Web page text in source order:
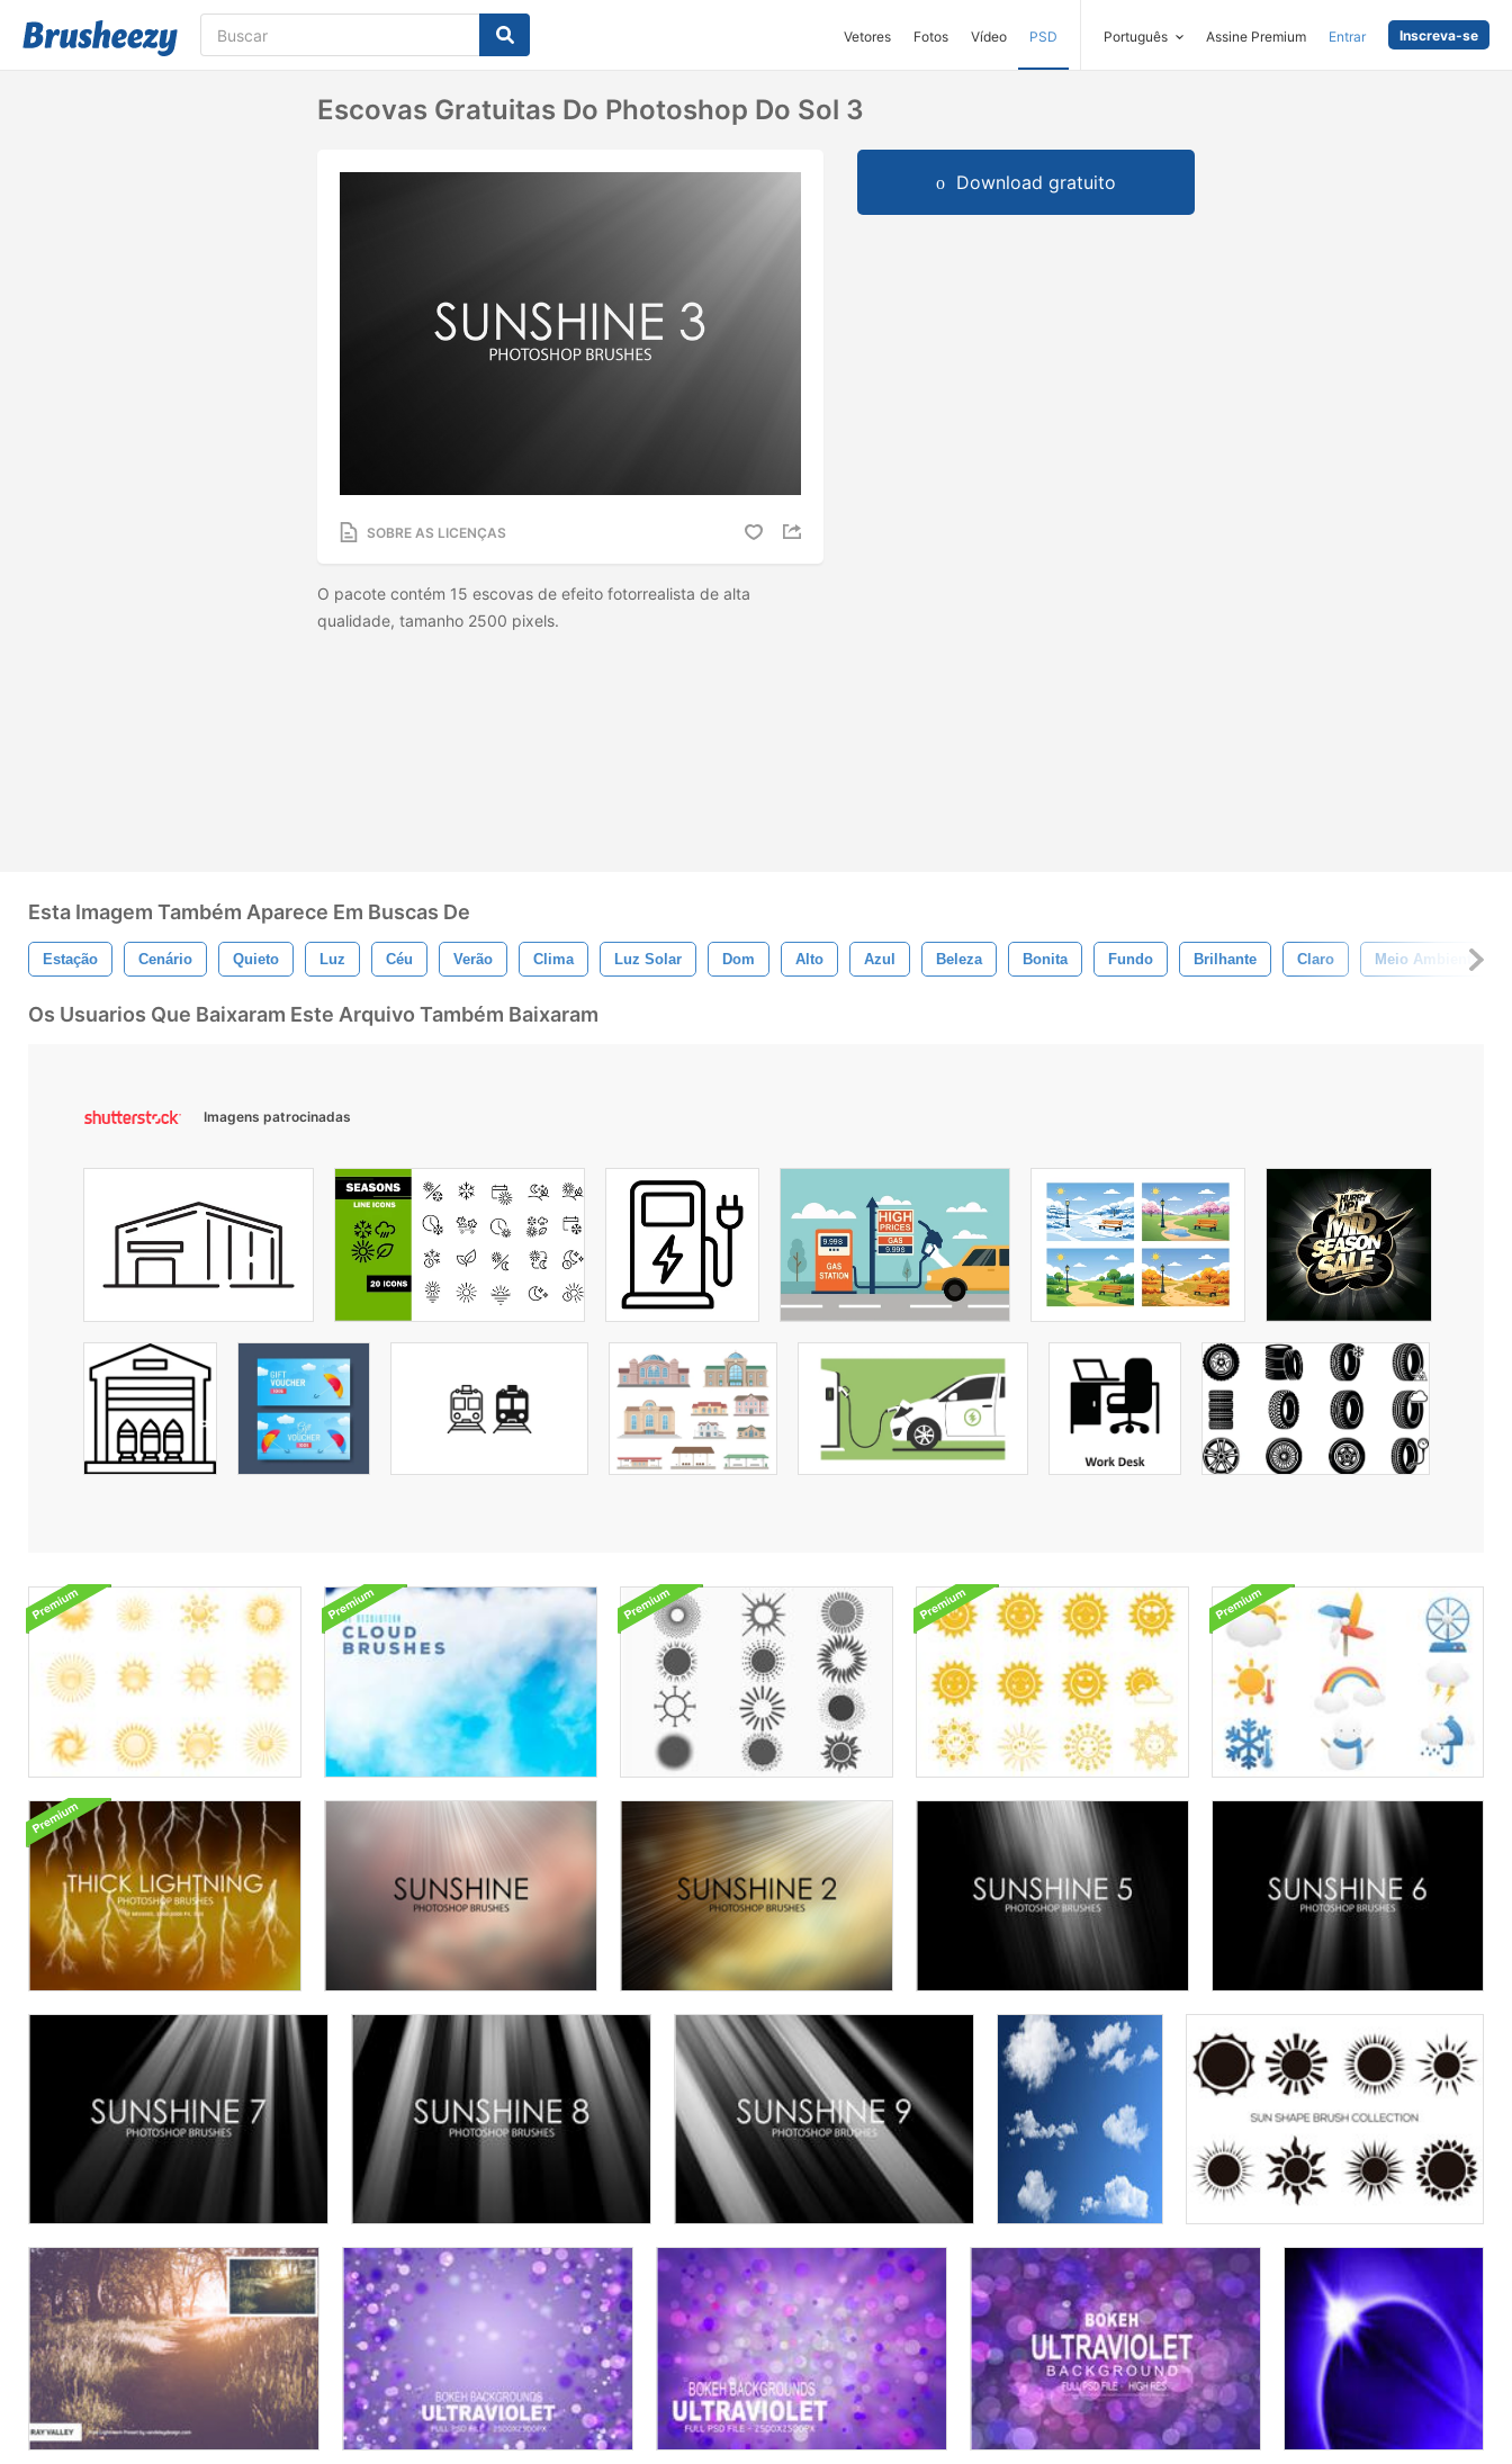
Vetores Fotos Vídeo PSD Português Assine Premium Entrar Inscreva-se
Escovas Gratuitas Do Photoshop Do Sol 3
SOBRE AS LICENÇAS
O pacote contém 15 escovas de efeito fotorrealista de alta
qualidade, tamanho 2500 pixels.
Download gratuito
Esta Imagem Também Aparece Em Buscas De
Estação Cenário Quieto Luz Céu Verão Clima Luz Solar Dom Alto Azul Beleza Bonita Fundo Brilhante Claro Meio Ambiente
Os Usuarios Que Baixaram Este Arquivo Também Baixaram
Imagens patrocinadas